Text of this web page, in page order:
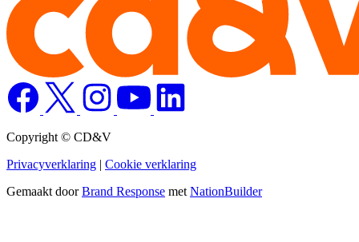
Copyright © CD&V
Privacyverklaring | Cookie verklaring
Gemaakt doorBrand Response metNationBuilder